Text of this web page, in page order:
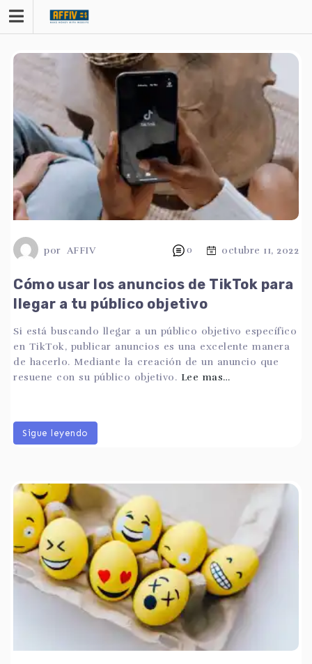
saltar
contenido
por AFFIV 0 octubre 11, 2022
Cómo usar los anuncios de TikTok para
llegar a tu público objetivo
Si está buscando llegar a un público objetivo específico
en TikTok, publicar anuncios es una excelente manera
de hacerlo. Mediante la creación de un anuncio que
resuene con su público objetivo. Lee mas…
Sigue leyendo